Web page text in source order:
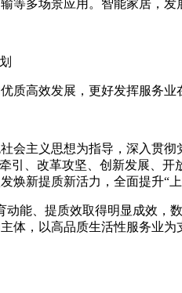
等多场景应用。智能家居，
质高效发展，更好发挥服务
会主义思想为指导，深入贯
引、改革攻坚、创新发展、
焕新提质新活力，全面提升“
动能、提质效取得明显成效，
体，以高品质生活性服务业